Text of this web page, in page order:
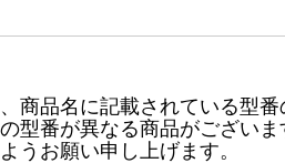
商品名に記載されている型
型番が異なる商品がござい
うお願い申し上げます。